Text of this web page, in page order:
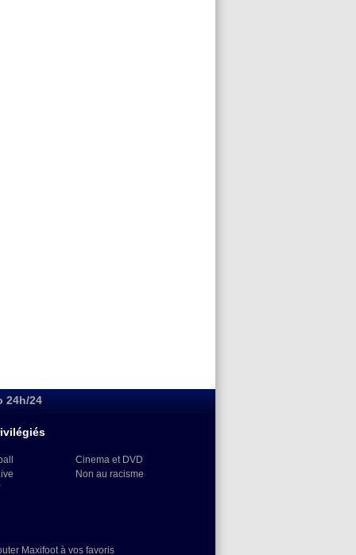
24h/24
Cinema et DVD
Non au racisme
Maxifoot à vos favoris